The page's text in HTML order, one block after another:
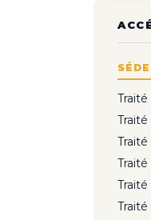
Traité
Traité